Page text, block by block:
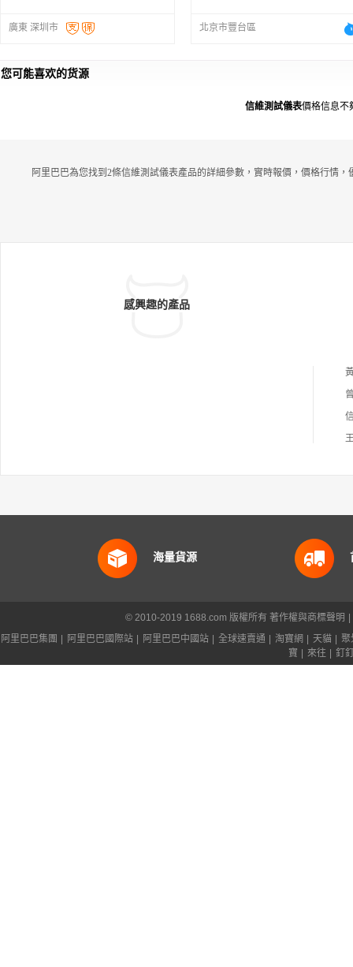
廣東 深圳市 北京市豐台區
您可能喜欢的货源
信維測試儀表價格信息不
阿里巴巴為您找到2條信維測試儀表產品的詳細參數，實時報價，價格行情，
感興趣的產品
海量貨源
© 2010-2019 1688.com 版權所有 著作權與商標聲明
阿里巴巴集團
阿里巴巴國際站 阿里巴巴中國站 全球速賣通 淘寶網 天貓
聚
寶
來往 釘